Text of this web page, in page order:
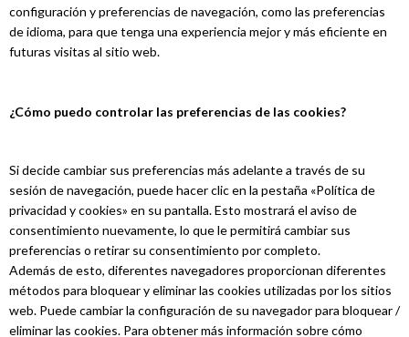
configuración y preferencias de navegación, como las preferencias
de idioma, para que tenga una experiencia mejor y más eficiente en
futuras visitas al sitio web.
¿Cómo puedo controlar las preferencias de las cookies?
Si decide cambiar sus preferencias más adelante a través de su
sesión de navegación, puede hacer clic en la pestaña «Política de
privacidad y cookies» en su pantalla. Esto mostrará el aviso de
consentimiento nuevamente, lo que le permitirá cambiar sus
preferencias o retirar su consentimiento por completo.
Además de esto, diferentes navegadores proporcionan diferentes
métodos para bloquear y eliminar las cookies utilizadas por los sitios
web. Puede cambiar la configuración de su navegador para bloquear /
eliminar las cookies. Para obtener más información sobre cómo